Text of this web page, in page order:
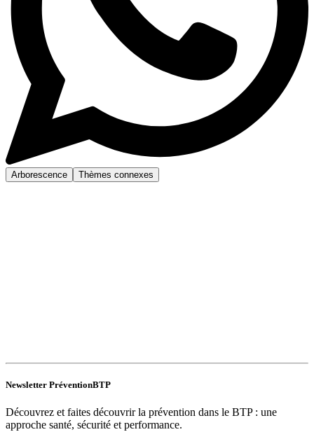
Arborescence Thèmes connexes
Newsletter PréventionBTP
Découvrez et faites découvrir la prévention dans le BTP : une
approche santé, sécurité et performance.